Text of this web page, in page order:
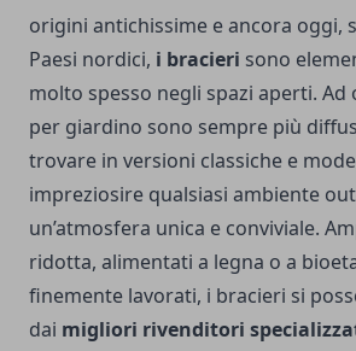
origini antichissime e ancora oggi,
Paesi nordici, i bracieri sono
molto spesso negli spazi aperti. Ad
per giardino sono sempre più
trovare in versioni classiche e
impreziosire qualsiasi ambiente
un’atmosfera unica e conviviale.
ridotta, alimentati a legna o a
finemente lavorati, i bracieri si
dai migliori rivenditori